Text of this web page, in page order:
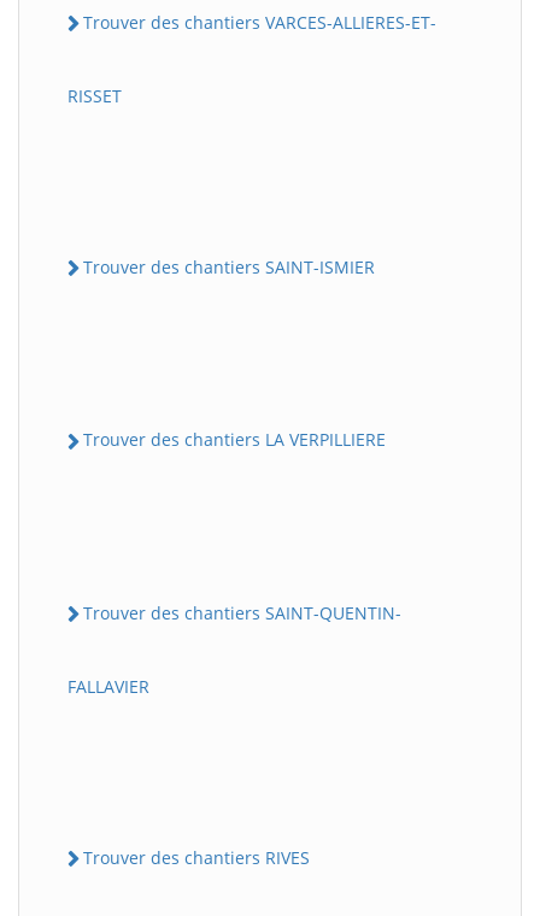
Trouver des chantiers VARCES-ALLIERES-ET-
RISSET
Trouver des chantiers SAINT-ISMIER
Trouver des chantiers LA VERPILLIERE
Trouver des chantiers SAINT-QUENTIN-
FALLAVIER
Trouver des chantiers RIVES